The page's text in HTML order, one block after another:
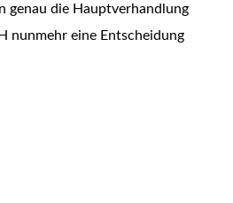
genau die Hauptverhandlung
nunmehr eine Entscheidung